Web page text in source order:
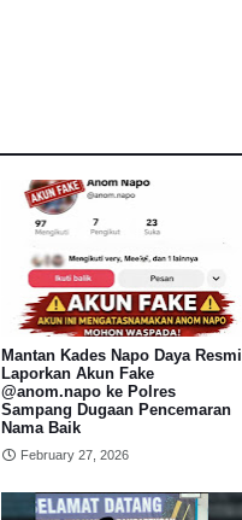
Mantan Kades Napo Daya Resmi
Laporkan Akun Fake
@anom.napo ke Polres
Sampang Dugaan Pencemaran
Nama Baik
February 27, 2026